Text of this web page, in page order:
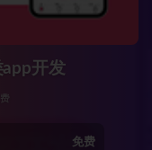
开发
免费